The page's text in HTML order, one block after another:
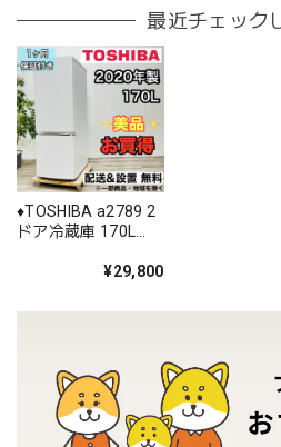
最近チェック
♦️TOSHIBA a2789 2
ドア冷蔵庫 170L
¥29,800